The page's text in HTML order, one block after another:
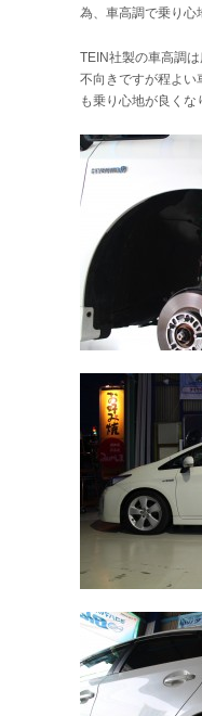
為、車高調で乗り心
TEIN社製の車高調
不向きですが程よい
も乗り心地が良くな